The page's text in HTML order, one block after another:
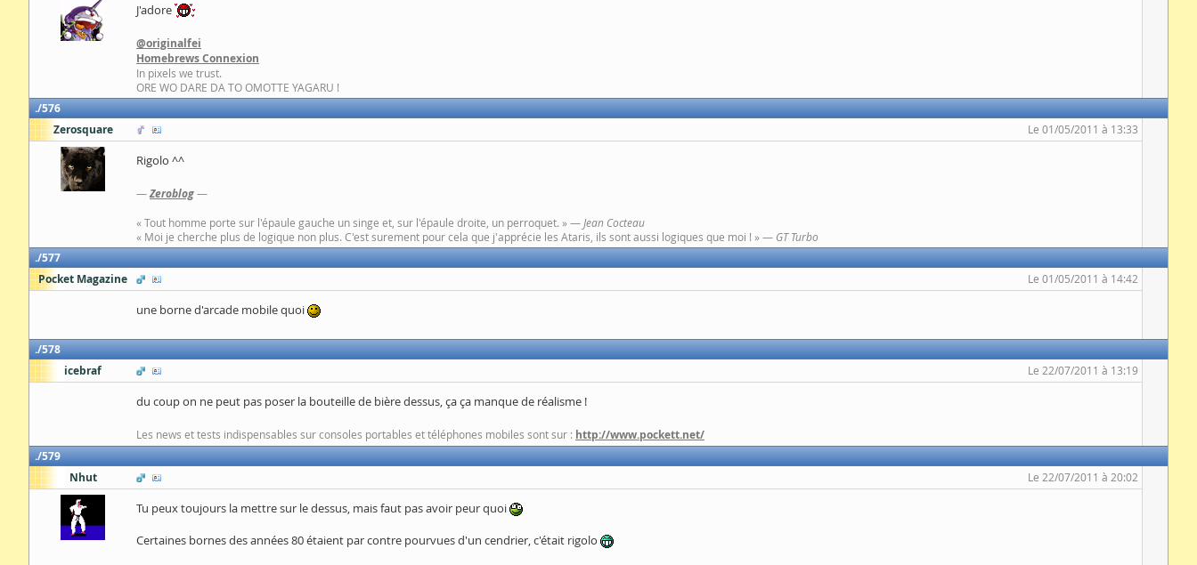
J'adore
@originalfei
Homebrews Connexion
In pixels we trust.
ORE WO DARE DA TO OMOTTE YAGARU !
576
Zerosquare
Le 01/05/2011 à 13:33
Rigolo ^^
—Zeroblog—
« Tout homme porte sur l'épaule gauche un singe et, sur l'épaule droite, un perroquet. » —Jean Cocteau
« Moi je cherche plus de logique non plus. C'est surement pour cela que j'apprécie les Ataris, ils sont aussi logiques que moi ! » — GT Turbo
577
Pocket Magazine
Le 01/05/2011 à 14:42
une borne d'arcade mobile quoi
578
icebraf
Le 22/07/2011 à 13:19
du coup on ne peut pas poser la bouteille de bière dessus, ça ça manque de réalisme !
Les news et tests indispensables sur consoles portables et téléphones mobiles sont sur : http://www.pockett.net/
579
Nhut
Le 22/07/2011 à 20:02
Tu peux toujours la mettre sur le dessus, mais faut pas avoir peur quoi
Certaines bornes des années 80 étaient par contre pourvues d'un cendrier, c'était rigolo